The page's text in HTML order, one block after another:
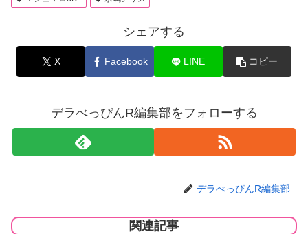
シェアする
X Facebook LINE コピー
デラべっぴんR編集部をフォローする
デラべっぴんR編集部
関連記事